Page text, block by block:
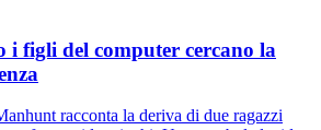
figli del computer cercano la
racconta la deriva di due ragazzi